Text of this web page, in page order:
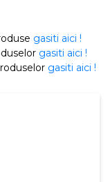
gasiti aici !
gasiti aici !
gasiti aici !